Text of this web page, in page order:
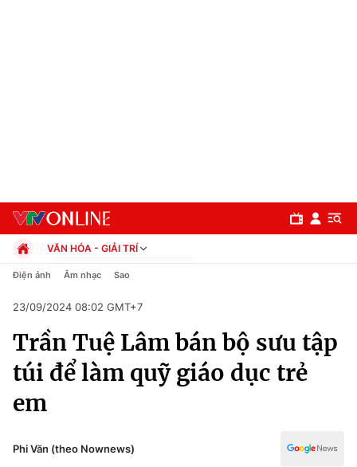
Chuyên mục
Chính trị
Xã hội
Pháp luật
VĂN HÓA - GIẢI TRÍ
Chính trị
Pháp luật
Kinh tế
Thể thao
Truyền hình
Công nghệ
Điện ảnh Âm nhạc Sao
23/09/2024 08:02 GMT+7
Trần Tuệ Lâm bán bộ sưu tập
túi để làm quỹ giáo dục trẻ
em
Phi Văn (theo Nownews)